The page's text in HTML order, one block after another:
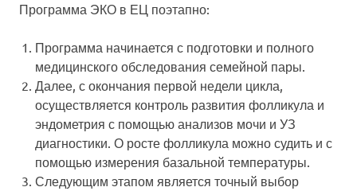
Программа ЭКО в ЕЦ поэтапно:
Программа начинается с подготовки и полного
медицинского обследования семейной пары.
Далее, с окончания первой недели цикла,
осуществляется контроль развития фолликула и
эндометрия с помощью анализов мочи и УЗ
диагностики. О росте фолликула можно судить и с
помощью измерения базальной температуры.
Следующим этапом является точный выбор